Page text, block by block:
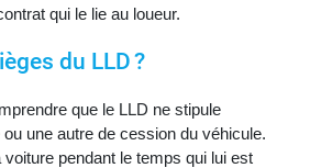
qui le lie au loueur.
du LLD ?
que le LLD ne stipule
une autre de cession du véhicule.
voiture pendant le temps qui lui est